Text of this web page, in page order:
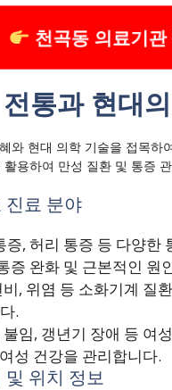
천곡동 의료기관
통과 현대
와 현대 의학 기술을 접목
용하여 만성 질환 및 통증
진료 분야
증, 허리 통증 등 다양한
증 완화 및 근본적인 원
, 위염 등 소화기계 질
.
임, 갱년기 장애 등 여
성 건강을 관리합니다.
위치 정보